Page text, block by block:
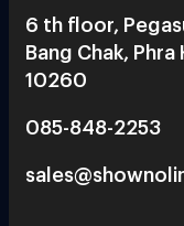
6 th floor,
Bang Chak,
10260
085-848-2253